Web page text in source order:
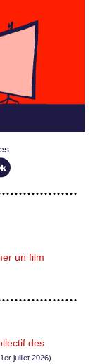
un film
des
juillet 2026)